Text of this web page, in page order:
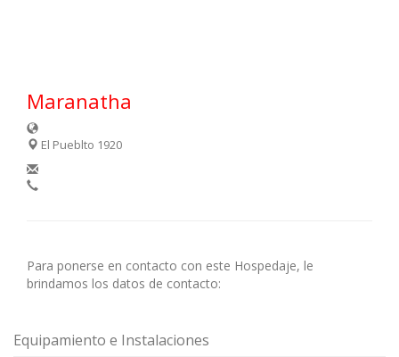
Maranatha
El Pueblto 1920
Para ponerse en contacto con este Hospedaje, le
brindamos los datos de contacto:
Equipamiento e Instalaciones